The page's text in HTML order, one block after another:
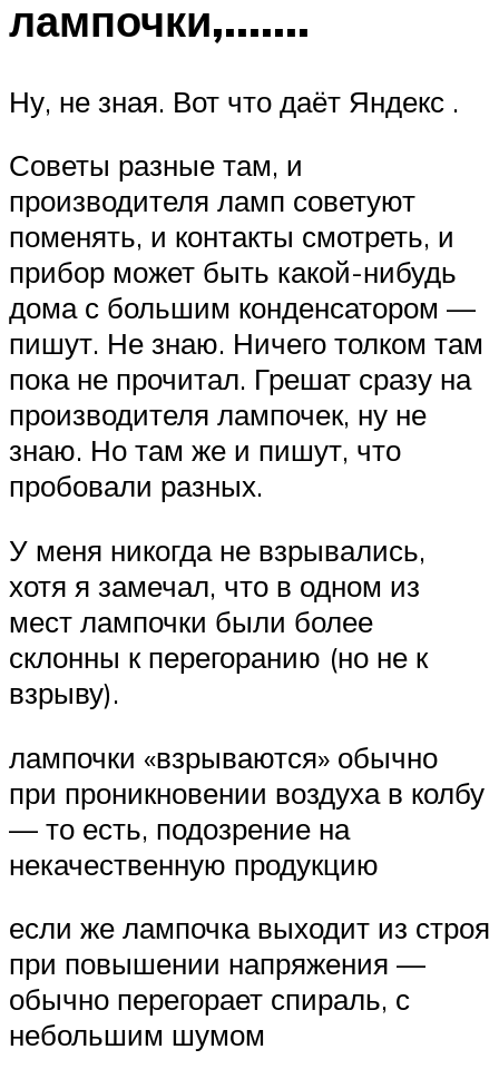
лампочки,….…
Ну, не зная. Вот что даёт Яндекс .
Советы разные там, и
производителя ламп советуют
поменять, и контакты смотреть, и
прибор может быть какой-нибудь
дома с большим конденсатором —
пишут. Не знаю. Ничего толком там
пока не прочитал. Грешат сразу на
производителя лампочек, ну не
знаю. Но там же и пишут, что
пробовали разных.
У меня никогда не взрывались,
хотя я замечал, что в одном из
мест лампочки были более
склонны к перегоранию (но не к
взрыву).
лампочки «взрываются» обычно
при проникновении воздуха в колбу
— то есть, подозрение на
некачественную продукцию
если же лампочка выходит из строя
при повышении напряжения —
обычно перегорает спираль, с
небольшим шумом